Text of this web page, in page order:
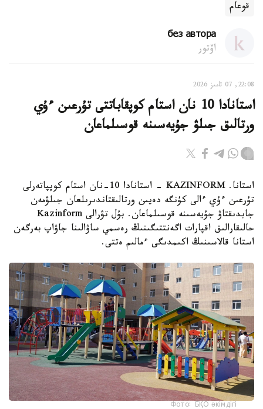
قوعام
без автора
اۆتور
22:08, 07 تامىز 2026
استانادا 10 نان استام كوپقاباتتى تۇرعىن ءۇي
ورتالىق جىلۋ جۇيەسىنە قوسىلماعان
استانا. KAZINFORM - استانادا 10-نان استام كوپپاتەرلى
تۇرعىن ءۇي ءالى كۇنگە دەيىن ورتالىقتاندىرىلعان جىلۋمەن
جابدىقتاۋ جۇيەسىنە قوسىلماعان. بۇل تۋرالى Kazinform
حالىقارالىق اقپارات اگەنتتىگىنىڭ رەسمي ساۋالىنا جاۋاپ بەرگەن
استانا قالاسىنىڭ اكىمدىگى ءمالىم ەتتى.
Фото: БҚО әкімдігі